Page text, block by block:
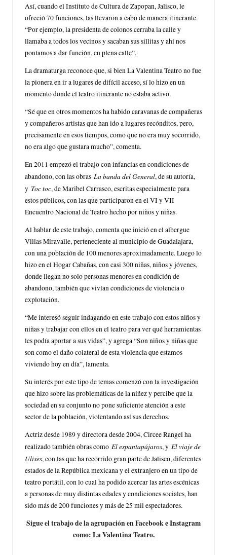
Así, cuando el Instituto de Cultura de Zapopan, Jalisco, le
ofreció 70 funciones, las llevaron a cabo de manera itinerante.
“Por ejemplo, la presidenta de colonos cerraba la calle y
llamaba a todos los vecinos y sacaban sus sillitas y ahí nos
poníamos a dar función, en plena calle”.
La dramaturga reconoce que, si bien La Valentina Teatro no fue
la pionera en ir a lugares de difícil acceso, sí lo hizo en un
momento donde el teatro itinerante no estaba activo.
“Sé que en otros momentos ha habido caravanas de compañeras
y compañeros artistas que han ido a lugares recónditos, pero,
precisamente en esos tiempos, como que no era muy socorrido,
no era algo que gustara mucho”, comenta.
En 2011 empezó el trabajo con infancias en condiciones de
abandono, con las obras La banda del General, de su autoría,
y Toc toc, de Maribel Carrasco, escritas especialmente para
estos públicos, con las que participaron en el VI y VII
Encuentro Nacional de Teatro hecho por niños y niñas.
Al hablar de este trabajo, comenta que inició en el albergue
Villas Miravalle, perteneciente al municipio de Guadalajara,
con una población de 100 menores aproximadamente. Luego lo
hizo en el Hogar Cabañas, con casi 300 niñas, niños y jóvenes,
donde llegan no solo personas menores en condición de
abandono, también que vivían condiciones de violencia o
explotación.
“Me interesó seguir indagando en este trabajo con estos niños y
niñas y trabajar con ellos en el teatro para ver qué herramientas
les podía aportar a sus vidas”, y agrega “Son niños y niñas que
son como el daño colateral de esta violencia que estamos
viviendo hoy en día”, lamenta.
Su interés por este tipo de temas comenzó con la investigación
que hizo sobre las problemáticas de la niñez y percibe que la
sociedad en su conjunto no pone suficiente atención a este
sector de la población, violentando así sus derechos.
Actriz desde 1989 y directora desde 2004, Circee Rangel ha
realizado también obras como El espantapájaros, y El viaje de
Ulises, con las que ha recorrido gran parte de Jalisco, diferentes
estados de la República mexicana y el extranjero en un tipo de
teatro portátil, con lo cual ha podido acercar las artes escénicas
a personas de muy distintas edades y condiciones sociales, han
sido más de 200 funciones y más de 25 mil espectadores.
Sigue el trabajo de la agrupación en Facebook e Instagram
como: La Valentina Teatro.